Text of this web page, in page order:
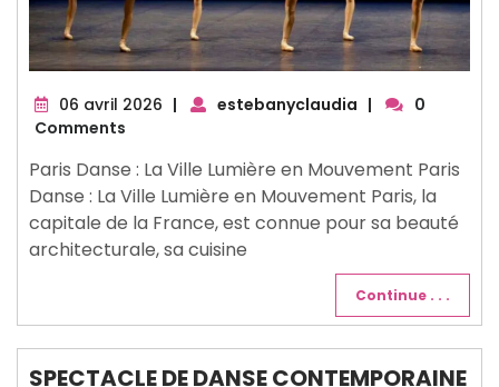
06 avril 2026 06
| estebanyclaudia |
0
Comments
Paris Danse : La Ville Lumière en Mouvement Paris
Danse : La Ville Lumière en Mouvement Paris, la
capitale de la France, est connue pour sa beauté
architecturale, sa cuisine
Continue . . .
SPECTACLE DE DANSE CONTEMPORAINE